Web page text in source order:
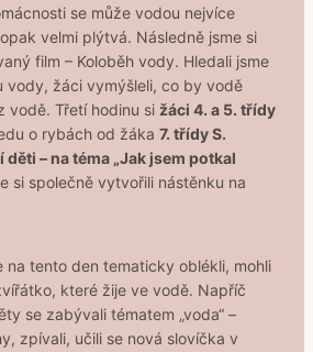
se může vodou nejvíce
velmi plýtvá. Následně jsme si
film – Koloběh vody. Hledali jsme
vody, žáci vymýšleli, co by vodě
vodě. Třetí hodinu si žáci 4. a 5. třídy
o rybách od žáka 7. třídy S.
– na téma „Jak jsem potkal
si společně vytvořili nástěnku na
na tento den tematicky oblékli, mohli
které žije ve vodě. Napříč
se zabývali tématem „voda“ –
zpívali, učili se nová slovíčka v